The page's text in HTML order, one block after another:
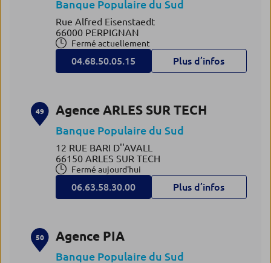
Banque Populaire du Sud
Rue Alfred Eisenstaedt
66000 PERPIGNAN
Fermé actuellement
04.68.50.05.15 Plus d’infos
49 Agence ARLES SUR TECH
Banque Populaire du Sud
12 RUE BARI D''AVALL
66150 ARLES SUR TECH
Fermé aujourd'hui
06.63.58.30.00 Plus d’infos
50 Agence PIA
Banque Populaire du Sud